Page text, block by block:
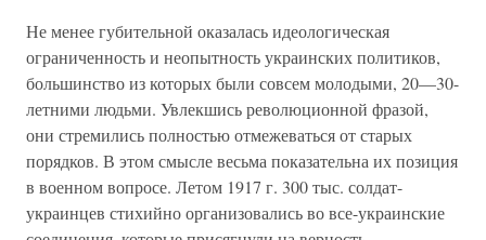
Не менее губительной оказалась идеологическая
ограниченность и неопытность украинских политиков,
большинство из которых были совсем молодыми, 20—30-
летними людьми. Увлекшись революционной фразой,
они стремились полностью отмежеваться от старых
порядков. В этом смысле весьма показательна их позиция
в военном вопросе. Летом 1917 г. 300 тыс. солдат-
украинцев стихийно организовались во все-украинские